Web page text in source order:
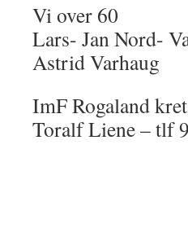
Vi over 60
Lars- Jan Nord-
Astrid Varhaug
ImF Rogaland
Toralf Liene – tlf